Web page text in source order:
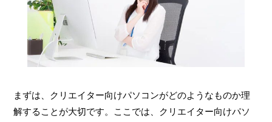
まずは、クリエイター向けパソコンがどのようなものか理
解することが大切です。ここでは、クリエイター向けパソ